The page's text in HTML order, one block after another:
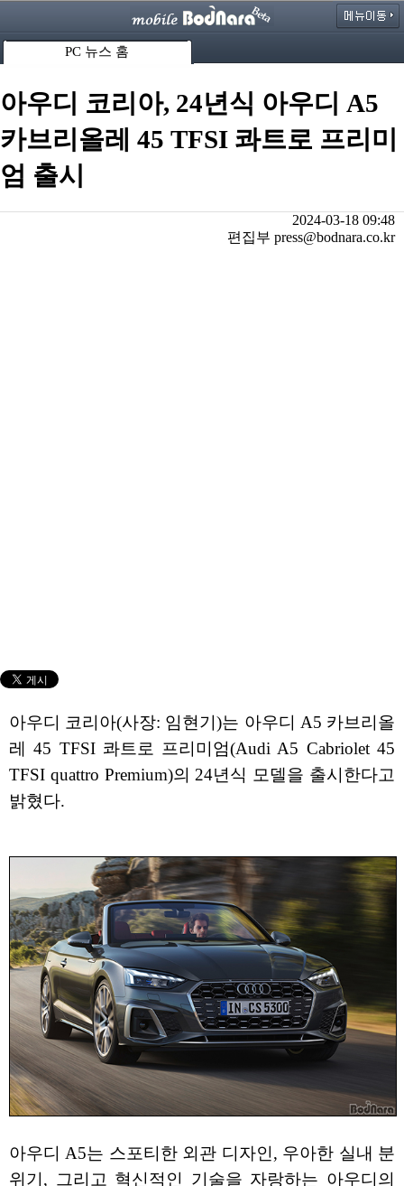
PC 뉴스 홈
아우디 코리아, 24년식 아우디 A5
카브리올레 45 TFSI 콰트로 프리미
엄 출시
2024-03-18 09:48
편집부 press@bodnara.co.kr
아우디 코리아(사장: 임현기)는 아우디 A5 카브리올
레 45 TFSI 콰트로 프리미엄(Audi A5 Cabriolet 45
TFSI quattro Premium)의 24년식 모델을 출시한다고
밝혔다.
아우디 A5는 스포티한 외관 디자인, 우아한 실내 분
위기, 그리고 혁신적인 기술을 자랑하는 아우디의